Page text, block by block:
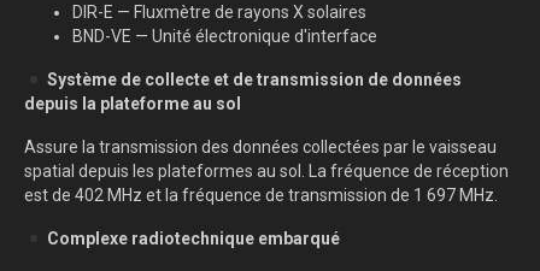
DIR-E — Fluxmètre de rayons X solaires
BND-VE — Unité électronique d'interface
Système de collecte et de transmission de données
depuis la plateforme au sol
Assure la transmission des données collectées par le vaisseau
spatial depuis les plateformes au sol. La fréquence de réception
est de 402 MHz et la fréquence de transmission de 1 697 MHz.
Complexe radiotechnique embarqué